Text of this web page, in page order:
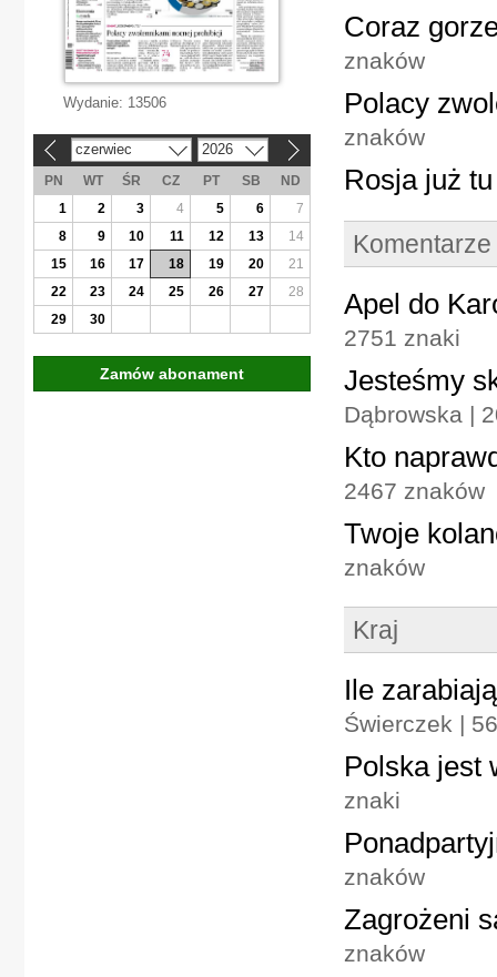
Coraz
znaków
Polacy
znaków
Rosja już
Komentarze
Apel do
2751 znaki
Jesteśmy
Dąbrowska |
Kto
2467 znaków
Twoje
znaków
Kraj
Ile
Świerczek |
Polska jest
znaki
znaków
Zagrożeni
znaków
Wydanie: 13506
czerwiec 2026
PN WT ŚR CZ PT SB
ND
1
2 3 4 5 6
7
8
9 10 11 12 13
14
15
16 17 18 19 20
21
22
23 24 25 26 27
28
29
30
Zamów abonament